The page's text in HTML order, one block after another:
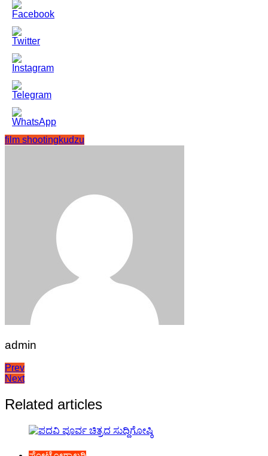
film shootingkudzu
admin
Post
navigation
Prev
Next
Related articles